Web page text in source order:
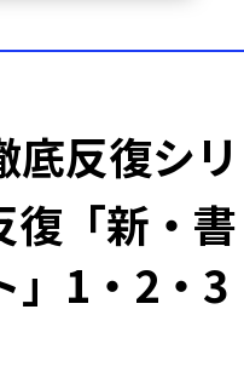
底反復シリ
「新・書
」1・2・3